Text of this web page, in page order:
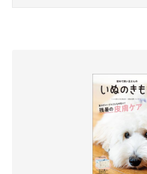
テヘペロ